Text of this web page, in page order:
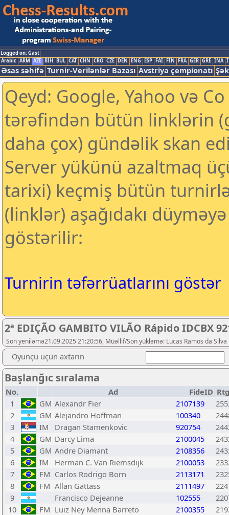
Logged on: Gast
Arabic ARM AZE BIH BUL CAT CHN CRO CZE DEN ENG ESP FAI FIN FRA GER GRE INA
Əsas səhifə Turnir-Verilənlər Bazası Avstriya çempionatı
Qeyd: Google, Yahoo və
tərəfindən bütün linklərin
daha çox) gündəlik skan
Server yükünü azaltmaq
tarixi) keçmiş bütün
(linklər) aşağıdakı
göstərilir:
Turnirin təfərrüatlarını göstər
2ª EDIÇÃO GAMBITO VILÃO Rápido IDCBX
Son yeniləmə21.09.2025 21:20:56, Müəllif/Son yükləmə: Lucas Ramos da Silva
Oyunçu üçün axtarın
Başlanğıc sıralama
No. Ad FideID
1
GM Alexandr Fier 2107139
2
GM Alejandro Hoffman 100340
3
IM Dragan Stamenkovic 920754
4
GM Darcy Lima 2100045
5
GM Andre Diamant 2108356
6
IM Herman C. Van Riemsdijk 2100053
7
FM Carlos Rodrigo Born 2113171
8
FM Allan Gattass 2111497
9
Francisco Dejeanne 102555
10
FM Luiz Ney Menna Barreto 2100355